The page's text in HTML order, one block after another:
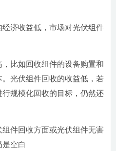
经济收益低，市场对光伏组件
比如回收组件的设备购置和
光伏组件回收的收益低，若
规模化回收的目标，仍然还
组件回收方面或光伏组件无害
空白